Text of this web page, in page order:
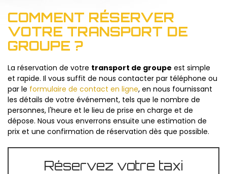
COMMENT RÉSERVER
VOTRE TRANSPORT DE
GROUPE ?
La réservation de votre transport de groupe est simple
et rapide. Il vous suffit de nous contacter par téléphone ou
par le formulaire de contact en ligne, en nous fournissant
les détails de votre événement, tels que le nombre de
personnes, l'heure et le lieu de prise en charge et de
dépose. Nous vous enverrons ensuite une estimation de
prix et une confirmation de réservation dès que possible.
Réservez votre taxi